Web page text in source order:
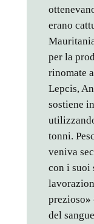
erano
per la
rinomate
Lepcis,
sostiene
tonni.
veniva
con i suoi
prezioso»
del